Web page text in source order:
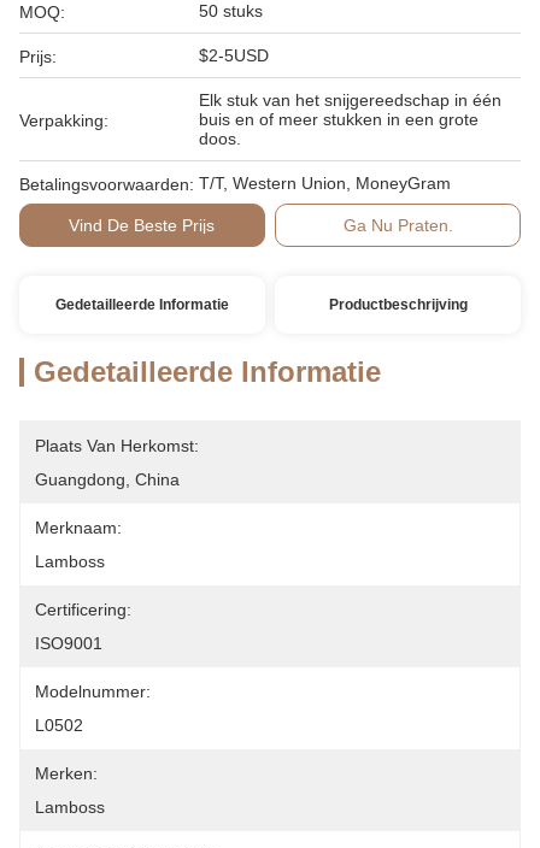
MOQ: 50 stuks
Prijs: $2-5USD
Verpakking:
Elk stuk van het snijgereedschap in één
buis en of meer stukken in een grote
doos.
Betalingsvoorwaarden: T/T, Western Union, MoneyGram
Vind De Beste Prijs Ga Nu Praten.
Gedetailleerde Informatie Productbeschrijving
Gedetailleerde Informatie
Plaats Van Herkomst:
Guangdong, China
Merknaam:
Lamboss
Certificering:
ISO9001
Modelnummer:
L0502
Merken:
Lamboss